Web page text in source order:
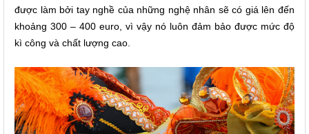
được làm bởi tay nghề của những nghệ nhân sẽ có giá lên đến
khoảng 300 – 400 euro, vì vậy nó luôn đảm bảo được mức độ
kì công và chất lượng cao.